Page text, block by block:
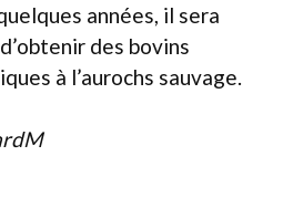
années, il sera
des bovins
à l’aurochs sauvage.